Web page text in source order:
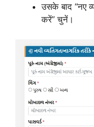
उसके बाद “नए
करें” चुनें।